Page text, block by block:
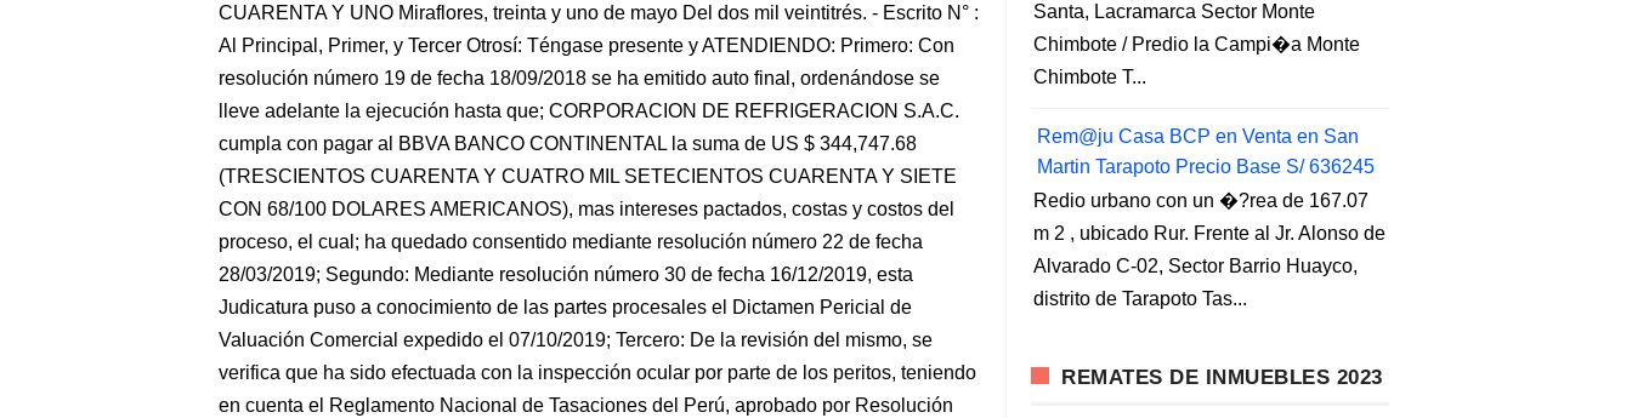
CUARENTA Y UNO Miraflores, treinta y uno de mayo Del dos mil veintitrés. - Escrito N° :
Al Principal, Primer, y Tercer Otrosí: Téngase presente y ATENDIENDO: Primero: Con
resolución número 19 de fecha 18/09/2018 se ha emitido auto final, ordenándose se
lleve adelante la ejecución hasta que; CORPORACION DE REFRIGERACION S.A.C.
cumpla con pagar al BBVA BANCO CONTINENTAL la suma de US $ 344,747.68
(TRESCIENTOS CUARENTA Y CUATRO MIL SETECIENTOS CUARENTA Y SIETE
CON 68/100 DOLARES AMERICANOS), mas intereses pactados, costas y costos del
proceso, el cual; ha quedado consentido mediante resolución número 22 de fecha
28/03/2019; Segundo: Mediante resolución número 30 de fecha 16/12/2019, esta
Judicatura puso a conocimiento de las partes procesales el Dictamen Pericial de
Valuación Comercial expedido el 07/10/2019; Tercero: De la revisión del mismo, se
verifica que ha sido efectuada con la inspección ocular por parte de los peritos, teniendo
en cuenta el Reglamento Nacional de Tasaciones del Perú, aprobado por Resolución
Santa, Lacramarca Sector Monte
Chimbote / Predio la Campi�a Monte
Chimbote T...
Rem@ju Casa BCP en Venta en San
Martin Tarapoto Precio Base S/ 636245
Redio urbano con un �?rea de 167.07
m 2 , ubicado Rur. Frente al Jr. Alonso de
Alvarado C-02, Sector Barrio Huayco,
distrito de Tarapoto Tas...
REMATES DE INMUEBLES 2023